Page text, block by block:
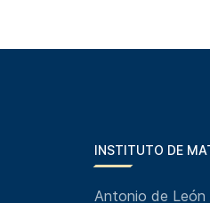
INSTITUTO DE
Antonio de León